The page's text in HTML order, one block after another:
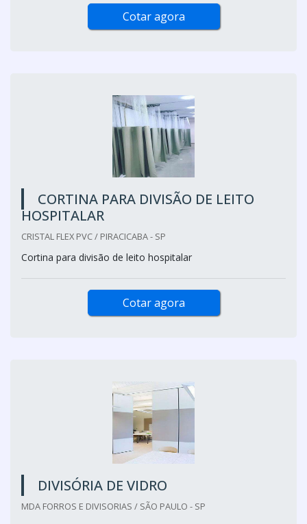
Cotar agora
CORTINA PARA DIVISÃO DE LEITO
HOSPITALAR
CRISTAL FLEX PVC / PIRACICABA - SP
Cortina para divisão de leito hospitalar
Cotar agora
DIVISÓRIA DE VIDRO
MDA FORROS E DIVISORIAS / SÃO PAULO - SP